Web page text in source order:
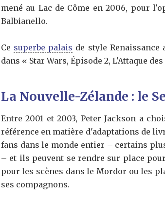
mené au Lac de Côme en 2006, pour
Balbianello.
Ce superbe palais de style
dans « Star Wars, Épisode 2, L'Attaque
La Nouvelle-Zélande : le
Entre 2001 et 2003, Peter Jackson a
référence en matière d'adaptations de
fans dans le monde entier – certains
– et ils peuvent se rendre sur place
pour les scènes dans le Mordor ou les
ses compagnons.